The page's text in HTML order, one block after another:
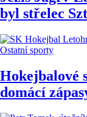
byl střelec
Ostatní sporty
Hokejbalové
domácí